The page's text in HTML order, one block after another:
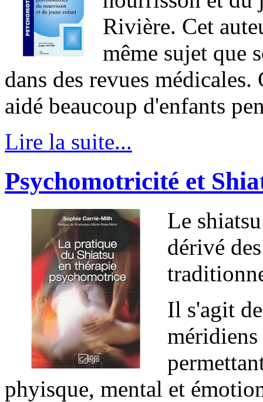
Rivière. Cet
même sujet que
dans des revues
aidé beaucoup d'enfants
Lire la suite...
Psychomotricité et
Le
dérivé
Il s'agit
phyisque, mental et